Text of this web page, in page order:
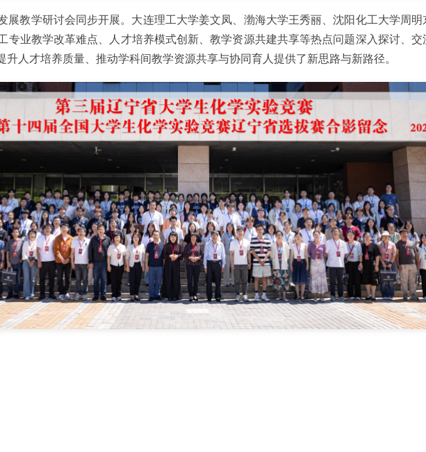
教学研讨会同步开展。大连理工大学姜文凤、渤海大学王秀丽、沈阳化工大学周
业教学改革难点、人才培养模式创新、教学资源共建共享等热点问题深入探讨、
人才培养质量、推动学科间教学资源共享与协同育人提供了新思路与新路径。